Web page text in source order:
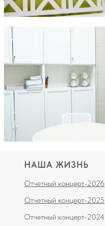
НАША ЖИЗНЬ
Отчетный концерт-2026
Отчетный концерт-2025
Отчетный концерт-2024